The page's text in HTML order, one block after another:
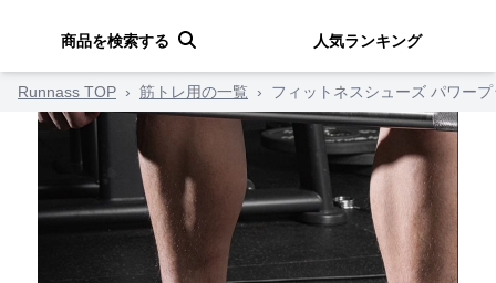
商品を検索する 人気ランキング
Runnass TOP › 筋トレ用の一覧 › フィットネスシューズ パワー